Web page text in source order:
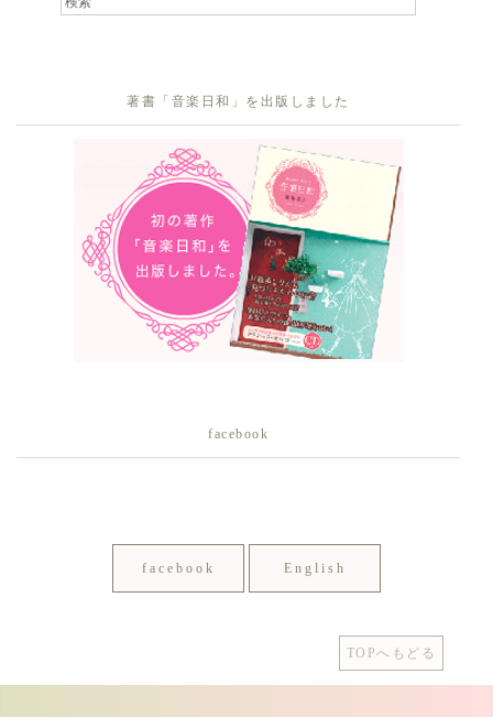
著書「音楽日和」を出版しました
facebook
facebook English
TOPへもどる